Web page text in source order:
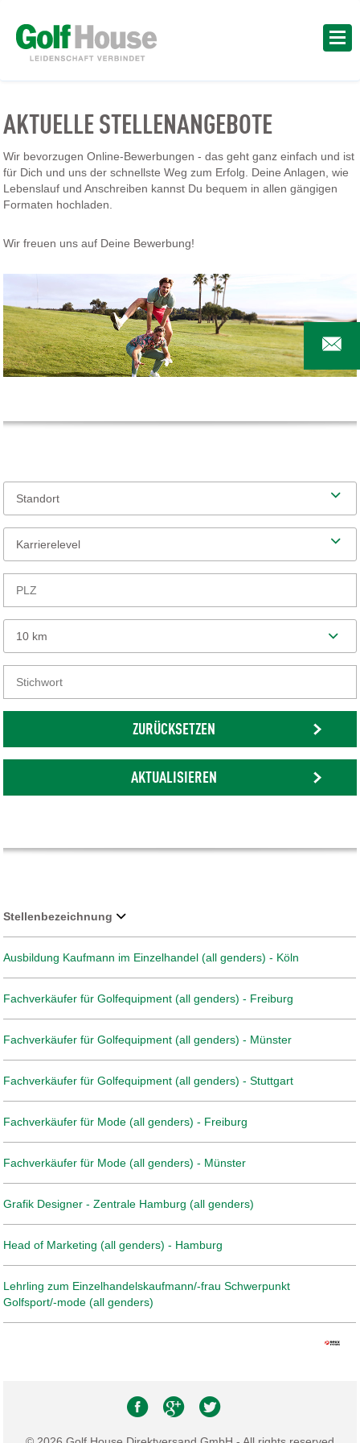
AKTUELLE STELLENANGEBOTE
Wir bevorzugen Online-Bewerbungen - das geht ganz einfach und ist
für Dich und uns der schnellste Weg zum Erfolg. Deine Anlagen, wie
Lebenslauf und Anschreiben kannst Du bequem in allen gängigen
Formaten hochladen.
Wir freuen uns auf Deine Bewerbung!
Standort
Karrierelevel
10 km
ZURÜCKSETZEN
AKTUALISIEREN
Stellenbezeichnung
Ausbildung Kaufmann im Einzelhandel (all genders) - Köln
Fachverkäufer für Golfequipment (all genders) - Freiburg
Fachverkäufer für Golfequipment (all genders) - Münster
Fachverkäufer für Golfequipment (all genders) - Stuttgart
Fachverkäufer für Mode (all genders) - Freiburg
Fachverkäufer für Mode (all genders) - Münster
Grafik Designer - Zentrale Hamburg (all genders)
Head of Marketing (all genders) - Hamburg
Lehrling zum Einzelhandelskaufmann/-frau Schwerpunkt
Golfsport/-mode (all genders)